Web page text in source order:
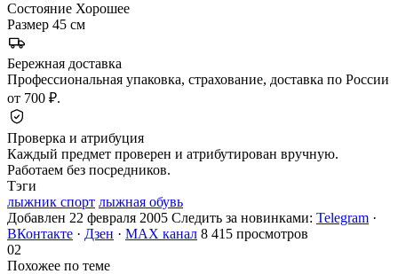
Состояние Хорошее
Размер 45 см
Бережная доставка
Профессиональная упаковка, страхование, доставка по России
от 700 ₽.
Проверка и атрибуция
Каждый предмет проверен и атрибутирован вручную.
Работаем без посредников.
Тэги
лыжник спорт лыжная обувь
Добавлен 22 февраля 2005 Следить за новинками: Telegram ·
ВКонтакте · Дзен · MAX канал 8 415 просмотров
02
Похожее по теме